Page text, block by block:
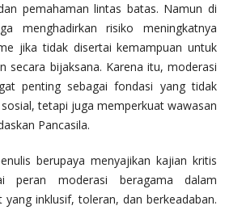
pemahaman lintas batas. Namun di
menghadirkan risiko meningkatnya
jika tidak disertai kemampuan untuk
secara bijaksana. Karena itu, moderasi
penting sebagai fondasi yang tidak
tetapi juga memperkuat wawasan
Pancasila.
berupaya menyajikan kajian kritis
peran moderasi beragama dalam
inklusif, toleran, dan berkeadaban.